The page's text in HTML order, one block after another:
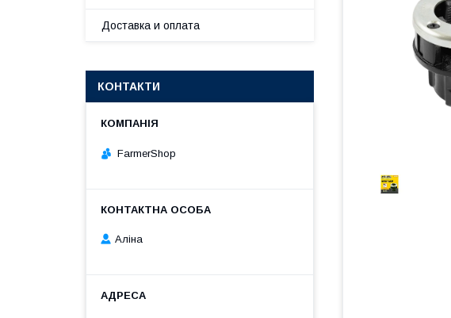
Доставка и оплата
КОНТАКТИ
FarmerShop
Аліна